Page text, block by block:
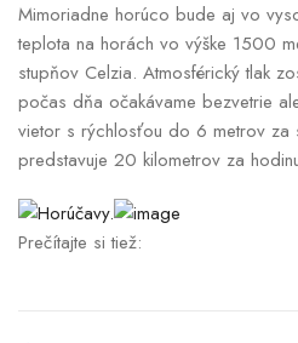
Mimoriadne horúco bude aj vo
teplota na horách vo výške 1500
stupňov Celzia. Atmosférický tlak
počas dňa očakávame bezvetrie
vietor s rýchlosťou do 6 metrov za
predstavuje 20 kilometrov za
Prečítajte si tiež: